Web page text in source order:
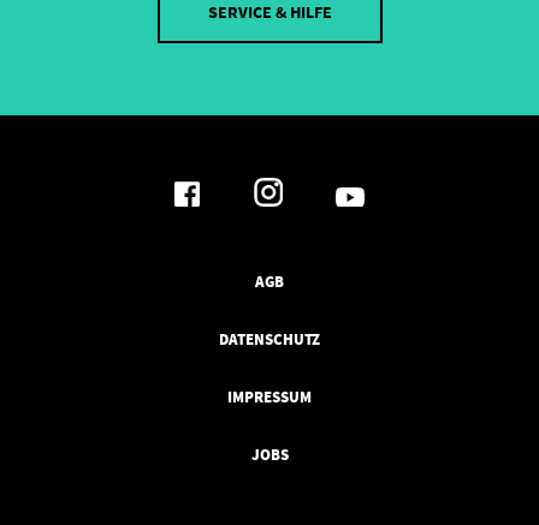
SERVICE & HILFE
AGB
DATENSCHUTZ
IMPRESSUM
JOBS